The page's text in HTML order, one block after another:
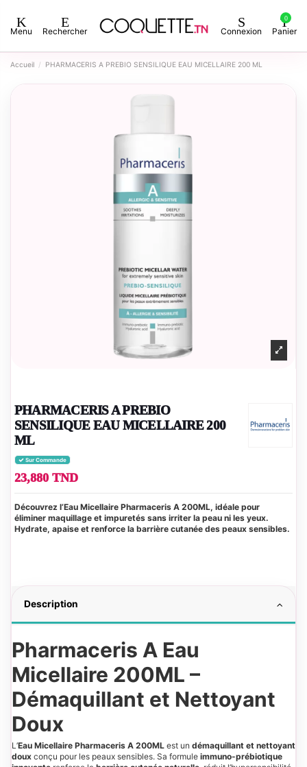
Menu Rechercher Connexion
0
Panier
Accueil PHARMACERIS A PREBIO SENSILIQUE EAU MICELLAIRE 200 ML
PHARMACERIS A PREBIO
SENSILIQUE EAU MICELLAIRE 200
ML
Sur Commande
23,880 TND
Découvrez l’Eau Micellaire Pharmaceris A 200ML, idéale pour
éliminer maquillage et impuretés sans irriter la peau ni les yeux.
Hydrate, apaise et renforce la barrière cutanée des peaux sensibles.
Description
Pharmaceris A Eau
Micellaire 200ML –
Démaquillant et Nettoyant
Doux
L’Eau Micellaire Pharmaceris A 200ML est un démaquillant et nettoyant
doux conçu pour les peaux sensibles. Sa formule immuno-prébiotique